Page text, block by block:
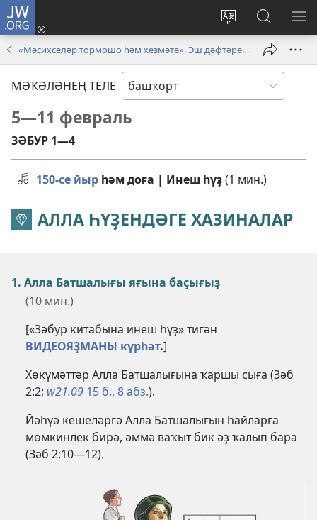
JW.ORG
Сайт
үҙгәртеү
Инеү
(opens
new
window)
JW.ORG
буйынса
эҙләү
«Мәсихселәр тормошо һәм хеҙмәте». Эш дәфтәре | Ғинуар–Февраль 2024
МӘҠӘЛӘНЕҢ ТЕЛЕ
5—11 февраль
ЗӘБУР 1—4
150-се йыр һәм доға | Инеш һүҙ(1 мин.)
АЛЛА ҺҮҘЕНДӘГЕ ХАЗИНАЛАР
1. Алла Батшалығы яғына баҫығыҙ
(10 мин.)
[«Зәбур китабына инеш һүҙ» тигән
ВИДЕОЯҘМАНЫ күрһәт.]
Хөкүмәттәр Алла Батшалығына ҡаршы сыға (Зәб
2:2; w21.09 15 б., 8 абз.).
Йәһүә кешеләргә Алла Батшалығын һайларға
мөмкинлек бирә, әммә ваҡыт бик әҙ ҡалып бара
(Зәб 2:10—12).